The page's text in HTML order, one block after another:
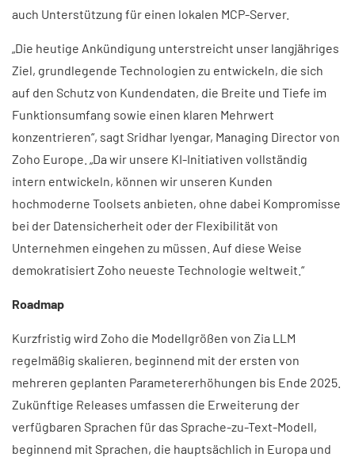
auch Unterstützung für einen lokalen MCP-Server.
„Die heutige Ankündigung unterstreicht unser langjähriges
Ziel, grundlegende Technologien zu entwickeln, die sich
auf den Schutz von Kundendaten, die Breite und Tiefe im
Funktionsumfang sowie einen klaren Mehrwert
konzentrieren“, sagt Sridhar Iyengar, Managing Director von
Zoho Europe. „Da wir unsere KI-Initiativen vollständig
intern entwickeln, können wir unseren Kunden
hochmoderne Toolsets anbieten, ohne dabei Kompromisse
bei der Datensicherheit oder der Flexibilität von
Unternehmen eingehen zu müssen. Auf diese Weise
demokratisiert Zoho neueste Technologie weltweit.“
Roadmap
Kurzfristig wird Zoho die Modellgrößen von Zia LLM
regelmäßig skalieren, beginnend mit der ersten von
mehreren geplanten Parametererhöhungen bis Ende 2025.
Zukünftige Releases umfassen die Erweiterung der
verfügbaren Sprachen für das Sprache-zu-Text-Modell,
beginnend mit Sprachen, die hauptsächlich in Europa und